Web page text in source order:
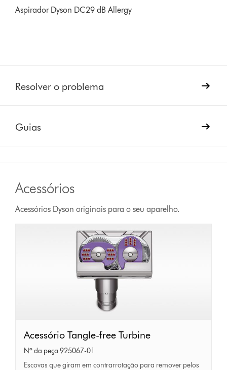
Aspirador Dyson DC29 dB Allergy
Resolver o problema
Guias
Acessórios
Acessórios Dyson originais para o seu aparelho.
Acessório
Tangle-
free
Acessório Tangle-free Turbine
Nº da peça 925067-01
Escovas que giram em contrarrotação para remover pelos